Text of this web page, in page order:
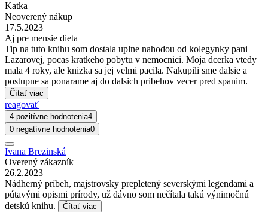
Katka
Neoverený nákup
17.5.2023
Aj pre mensie dieta
Tip na tuto knihu som dostala uplne nahodou od kolegynky pani
Lazarovej, pocas kratkeho pobytu v nemocnici. Moja dcerka vtedy
mala 4 roky, ale knizka sa jej velmi pacila. Nakupili sme dalsie a
postupne sa ponarame aj do dalsich pribehov vecer pred spanim.
Čítať viac
reagovať
4 pozitívne hodnotenia4
0 negatívne hodnotenia0
Ivana Brezinská
Overený zákazník
26.2.2023
Nádherný príbeh, majstrovsky prepletený severskými legendami a
pútavými opismi prírody, už dávno som nečítala takú výnimočnú
detskú knihu.
Čítať viac